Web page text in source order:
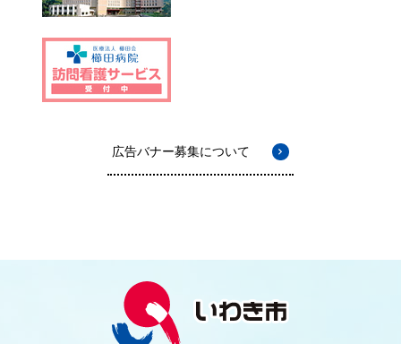
広告バナー募集について